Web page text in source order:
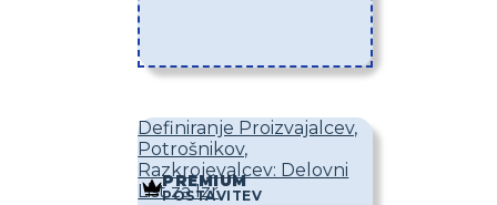
Definiranje Proizvajalcev,
Potrošnikov,
Razkrojevalcev: Delovni
List za Izr
PREMIUM
POSTAVITEV